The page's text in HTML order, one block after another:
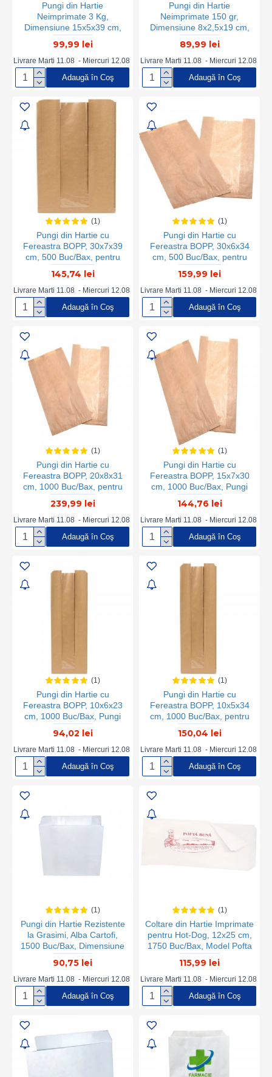
Pungi din Hartie
Neimprimate 3 Kg,
Dimensiune 15x5x39 cm,
Hartie Kraft Alba 50 g/m²,
Greutate 5 Kg/Bax, 95
Buc/Kg
99,99 lei
Livrare Marti 11.08 - Miercuri 12.08
Adaugă în Coş
Pungi din Hartie
Neimprimate 150 gr,
Dimensiune 8x2,5x19 cm,
Hartie Kraft Natur 50 g/m²,
Greutate 5 Kg/Bax, 315
Buc/Kg - Ambalaje din
Hartie pentru Panificatie
BrandPaper
89,99 lei
Livrare Marti 11.08 - Miercuri 12.08
Adaugă în Coş
Pungi din Hartie cu
Fereastra BOPP, 30x7x39
cm, 500 Buc/Bax, pentru
Patiserii si Brutarii
145,74 lei
(1)
Livrare Marti 11.08 - Miercuri 12.08
Adaugă în Coş
Pungi din Hartie cu
Fereastra BOPP, 30x6x34
cm, 500 Buc/Bax, pentru
Patiserii si Brutarii,
BrandPaper, Pungi cu
Fereastra, Pungi Hartie cu
Fereastra BOPP, Pungi
Natur Hartie pentru Patiserii
cu Fereastra
159,99 lei
(1)
Livrare Marti 11.08 - Miercuri 12.08
Adaugă în Coş
Pungi din Hartie cu
Fereastra BOPP, 20x8x31
cm, 1000 Buc/Bax, pentru
Patiserii si Brutarii
239,99 lei
(1)
Livrare Marti 11.08 - Miercuri 12.08
Adaugă în Coş
Pungi din Hartie cu
Fereastra BOPP, 15x7x30
cm, 1000 Buc/Bax, Pungi
pentru Patiserii, Pungi
pentru Brutarii, Pungi
Patiserii, Pungi Hartie
Brutarii, Ambalaje din
Hartie, Punga cu Fereastra
Panificatie, Punga pentru
Paine
144,76 lei
(1)
Livrare Marti 11.08 - Miercuri 12.08
Adaugă în Coş
Pungi din Hartie cu
Fereastra BOPP, 10x6x23
cm, 1000 Buc/Bax, Pungi
pentru Patiserii, Pungi
pentru Brutarii, Pungi
Patiserii, Pungi Hartie
Brutarii, Ambalaje din
Hartie, Punga cu Fereastra
Panificatie, Punga pentru
94,02 lei
(1)
Livrare Marti 11.08 - Miercuri 12.08
Adaugă în Coş
Pungi din Hartie cu
Fereastra BOPP, 10x5x34
cm, 1000 Buc/Bax, pentru
Patiserii si Brutarii
150,04 lei
(1)
Livrare Marti 11.08 - Miercuri 12.08
Adaugă în Coş
Pungi din Hartie Rezistente
la Grasimi, Alba Cartofi,
1500 Buc/Bax, Dimensiune
11x4x12 cm, Cornete si
Coltare
90,75 lei
(1)
Livrare Marti 11.08 - Miercuri 12.08
Adaugă în Coş
Coltare din Hartie Imprimate
pentru Hot-Dog, 12x25 cm,
1750 Buc/Bax, Model Pofta
Buna
115,99 lei
(1)
Livrare Marti 11.08 - Miercuri 12.08
Adaugă în Coş